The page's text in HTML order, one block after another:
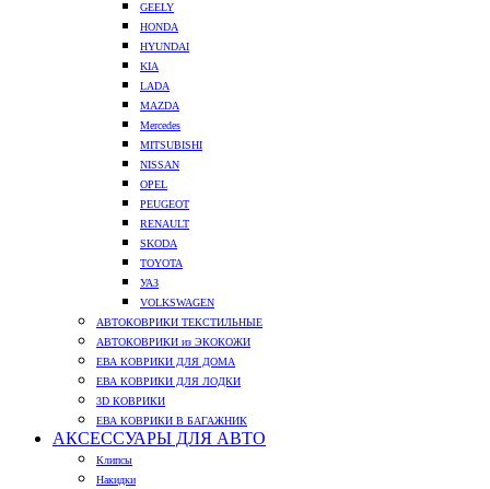
GEELY
HONDA
HYUNDAI
KIA
LADA
MAZDA
Mercedes
MITSUBISHI
NISSAN
OPEL
PEUGEOT
RENAULT
SKODA
TOYOTA
УАЗ
VOLKSWAGEN
АВТОКОВРИКИ ТЕКСТИЛЬНЫЕ
АВТОКОВРИКИ из ЭКОКОЖИ
ЕВА КОВРИКИ ДЛЯ ДОМА
ЕВА КОВРИКИ ДЛЯ ЛОДКИ
3D КОВРИКИ
ЕВА КОВРИКИ В БАГАЖНИК
АКСЕССУАРЫ ДЛЯ АВТО
Клипсы
Накидки